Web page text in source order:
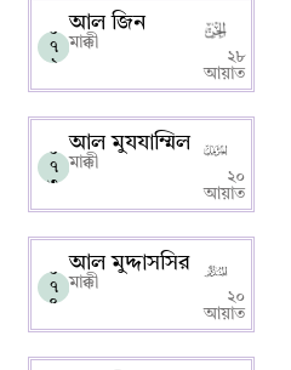
০
৭
২
আল জিন
মাক্কী
২৮
আয়াত
০
৭
৩
আল মুযযাম্মিল
মাক্কী
২০
আয়াত
০
৭
৪
আল মুদ্দাসসির
মাক্কী
২০
আয়াত